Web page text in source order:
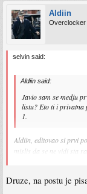
Aldiin
Overclocker
selvin said:
Aldiin said:
Javio sam se medju
listu? Eto ti i privatna
1.
Aldiin, editovao si prvi
mislis da se ne vidi sta
Druze, na postu je